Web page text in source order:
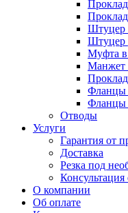
Штуцер
Штуцер
Муфта
Манжет
Фланцы
Фланцы
Отводы
Услуги
Гарантия от
Доставка
Резка под
О компании
Об оплате